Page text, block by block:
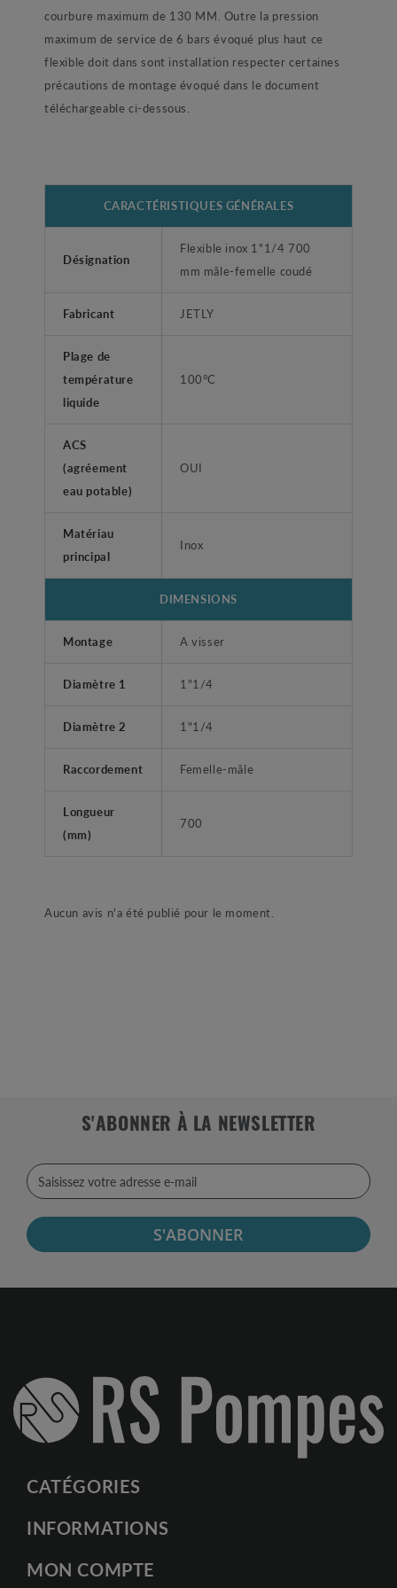
courbure maximum de 130 MM. Outre la pression
maximum de service de 6 bars évoqué plus haut ce
flexible doit dans sont installation respecter certaines
précautions de montage évoqué dans le document
téléchargeable ci-dessous.
CARACTÉRISTIQUES GÉNÉRALES
Désignation
Flexible inox 1"1/4 700
mm mâle-femelle coudé
Fabricant JETLY
Plage de
température
liquide
100°C
ACS
(agréement
eau potable)
OUI
Matériau
principal
Inox
DIMENSIONS
Montage A visser
Diamètre 1 1"1/4
Diamètre 2 1"1/4
Raccordement Femelle-mâle
Longueur
(mm)
700
Aucun avis n'a été publié pour le moment.
S'ABONNER À LA NEWSLETTER
S'ABONNER
CATÉGORIES
INFORMATIONS
MON COMPTE